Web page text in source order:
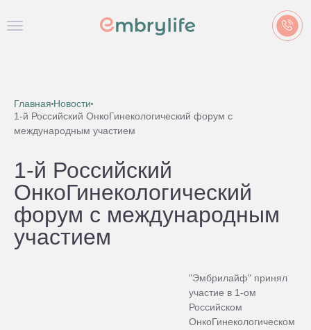
Главная Новости
1-й Российский ОнкоГинекологический форум с
международным участием
1-й Российский
ОнкоГинекологический
форум с международным
участием
"Эмбрилайф" принял
участие в 1-ом
Российском
ОнкоГинекологическом